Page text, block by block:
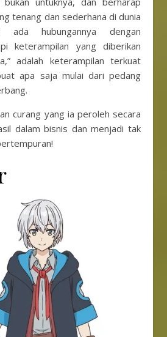
tenang dan sederhana di dunia
hubungannya dengan
keterampilan yang diberikan
adalah keterampilan terkuat
apa saja mulai dari pedang
curang yang ia peroleh secara
dalam bisnis dan menjadi tak